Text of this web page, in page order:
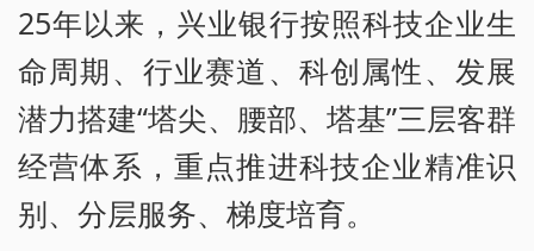
25年以来，兴业银行按照科技企业生
命周期、行业赛道、科创属性、发展
潜力搭建“塔尖、腰部、塔基”三层客群
经营体系，重点推进科技企业精准识
别、分层服务、梯度培育。